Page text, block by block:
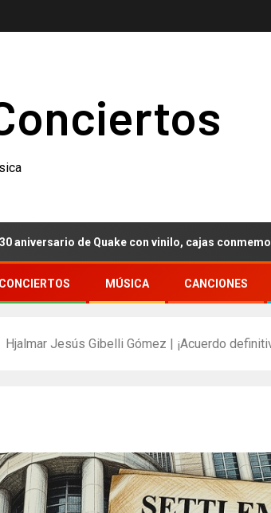
de Quake con vinilo, cajas conmemorativas…
CONCIERTOS MÚSICA CANCIONES
Hjalmar Jesús Gibelli Gómez | ¡Acuerdo